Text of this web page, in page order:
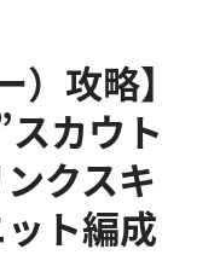
）攻略】
カウト
クスキ
ト編成